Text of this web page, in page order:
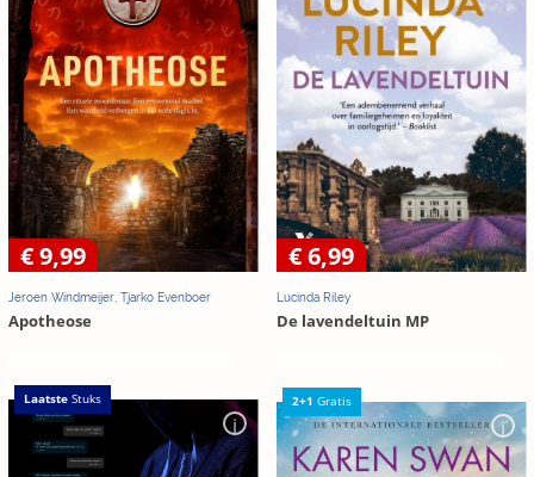
€ 9,99
Jeroen Windmeijer, Tjarko Evenboer
Apotheose
€ 6,99
Lucinda Riley
De lavendeltuin MP
LaatsteStuks 2+1 Gratis